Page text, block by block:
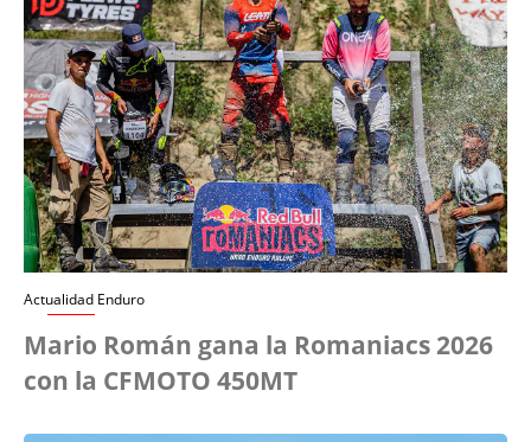
Actualidad Enduro
Mario Román gana la Romaniacs 2026
con la CFMOTO 450MT